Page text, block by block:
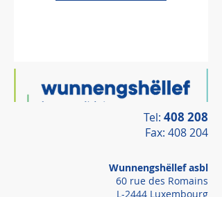
Tel: 408 208
Fax: 408 204
Wunnengshëllef asbl
60 rue des Romains
L-2444 Luxembourg